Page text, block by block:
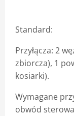
Standard:
Przyłącza: 2
zbiorcza), 1
kosiarki).
Wymagane
obwód